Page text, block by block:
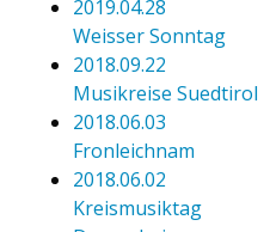
2019.04.28
Weisser Sonntag
2018.09.22
Musikreise Suedtirol
2018.06.03
Fronleichnam
2018.06.02
Kreismusiktag